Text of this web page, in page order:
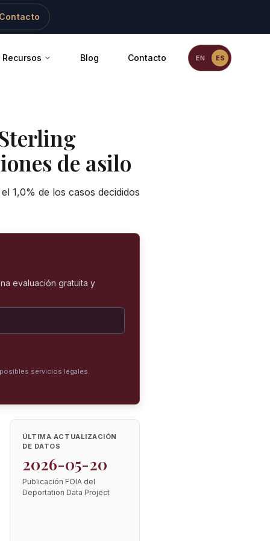
Recursos Blog Contacto ES
EN
de asilo
1,0% de los casos decididos
evaluación gratuita y
servicios legales.
ÚLTIMA ACTUALIZACIÓN
DE DATOS
2026-05-20
Publicación FOIA del
Deportation Data Project